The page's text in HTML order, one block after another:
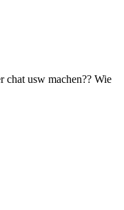
chat usw machen?? Wie